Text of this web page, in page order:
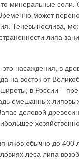
минеральные соли.
может
Теневынослива,
липа
насаждения, в
на восток от
в России –
смешанных
деловой
обычно до 400
леса липа